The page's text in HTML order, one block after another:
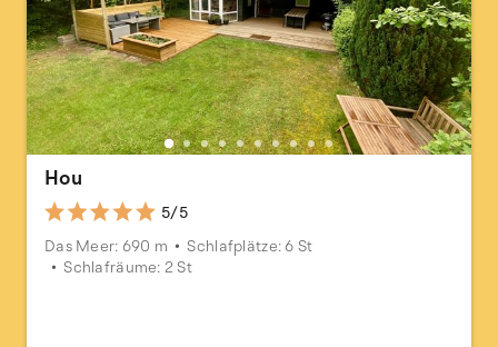
Hou
5/5
Das Meer: 690 m
Schlafplätze: 6 St
Schlafräume: 2 St